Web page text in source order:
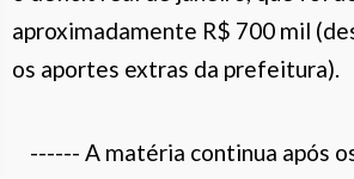
aproximadamente R$ 700 mil
os aportes extras da prefeitura).
------ A matéria continua após